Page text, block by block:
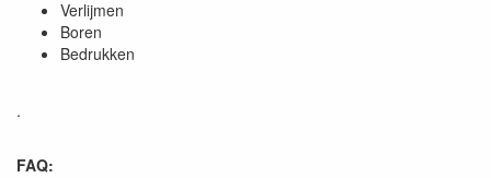
Verlijmen
Boren
Bedrukken
.
FAQ: